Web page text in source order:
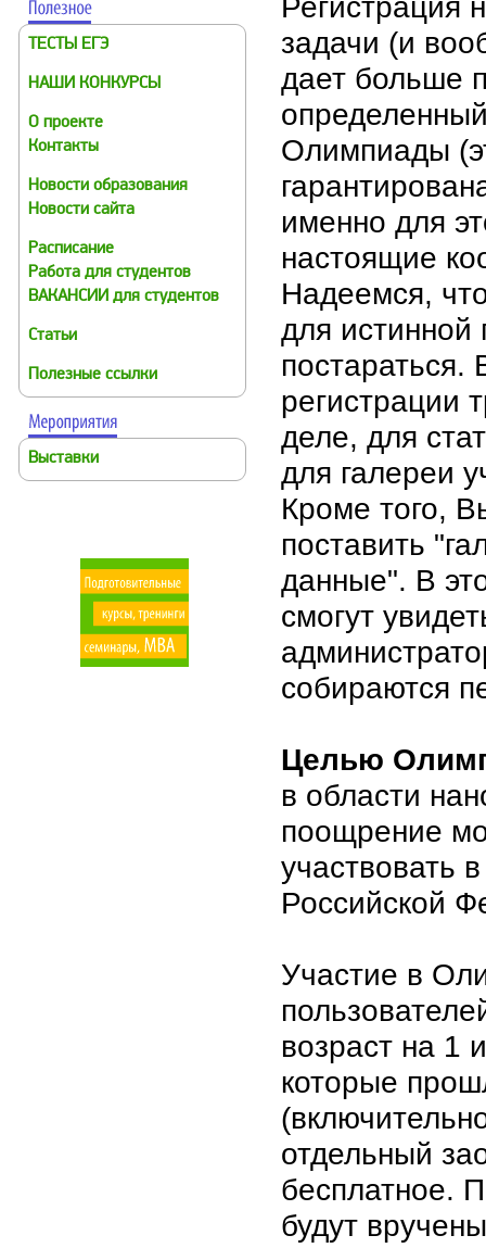
ТЕСТЫ ЕГЭ
НАШИ КОНКУРСЫ
О проекте
Контакты
Новости образования
Новости сайта
Расписание
Работа для студентов
ВАКАНСИИ для студентов
Статьи
Полезные ссылки
Выставки
задачи (и
дает больше
Олимпиады
именно для
настоящие
Надеемся,
для истинной
регистрации
деле, для
для галереи
Кроме того,
поставить
данные". В
смогут
собираются
Целью
в области
поощрение
участвовать
Российской
Участие в
возраст на 1
которые
отдельный
бесплатное.
будут